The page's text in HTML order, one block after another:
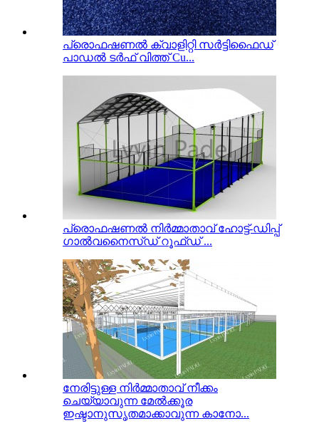
പ്രൊഫഷണൽ ക്വാളിറ്റി സർട്ടിഫൈഡ്
പാഡൽ ടർഫ് വിത്ത് Cu...
പ്രൊഫഷണൽ നിർമ്മാതാവ് ഹോട്ട്-ഡിപ്പ്
ഗാൽവനൈസ്ഡ് റൂഫ്ഡ് ...
നേരിട്ടുള്ള നിർമ്മാതാവ് നീക്കം
ചെയ്യാവുന്ന മേൽക്കൂര
ഇഷ്ടാനുസൃതമാക്കാവുന്ന കാനോ...